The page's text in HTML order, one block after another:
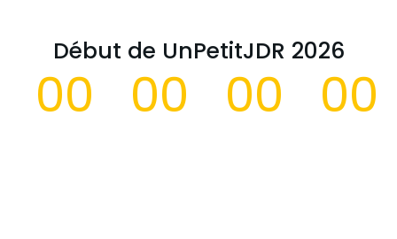
Début de UnPetitJDR 2026
00 00 Hours00 Minutes00